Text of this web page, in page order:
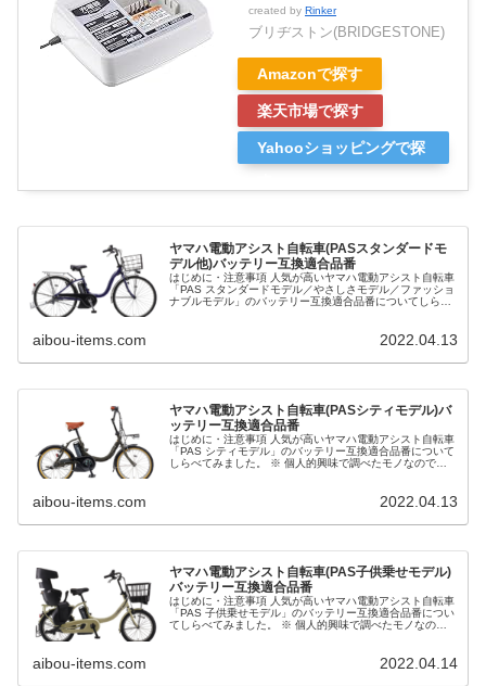
created by Rinker
ブリヂストン(BRIDGESTONE)
Amazonで探す
楽天市場で探す
Yahooショッピングで探
ヤマハ電動アシスト自転車(PASスタンダードモ
デル他)バッテリー互換適合品番
はじめに・注意事項 人気が高いヤマハ電動アシスト自転車
「PAS スタンダードモデル／やさしさモデル／ファッショ
ナブルモデル」のバッテリー互換適合品番についてしらべ
aibou-items.com 2022.04.13
ヤマハ電動アシスト自転車(PASシティモデル)バ
ッテリー互換適合品番
はじめに・注意事項 人気が高いヤマハ電動アシスト自転車
「PAS シティモデル」のバッテリー互換適合品番について
しらべてみました。 ※ 個人的興味で調べたモノなので正
aibou-items.com 2022.04.13
ヤマハ電動アシスト自転車(PAS子供乗せモデル)
バッテリー互換適合品番
はじめに・注意事項 人気が高いヤマハ電動アシスト自転車
「PAS 子供乗せモデル」のバッテリー互換適合品番につい
てしらべてみました。 ※ 個人的興味で調べたモノなので
aibou-items.com 2022.04.14